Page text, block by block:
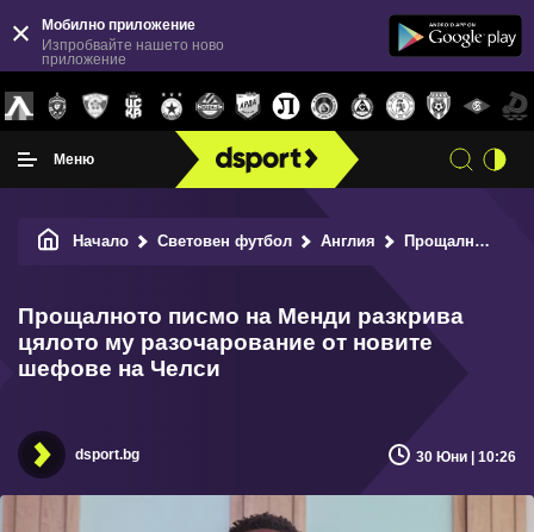
Мобилно приложение
Изпробвайте нашето ново
приложение
Меню
Начало Световен футбол Англия Прощалното писмо на Менди разкрива цялото му разочарование от новите шефове на Челси
Прощалното писмо на Менди разкрива
цялото му разочарование от новите
шефове на Челси
dsport.bg 30 Юни | 10:26